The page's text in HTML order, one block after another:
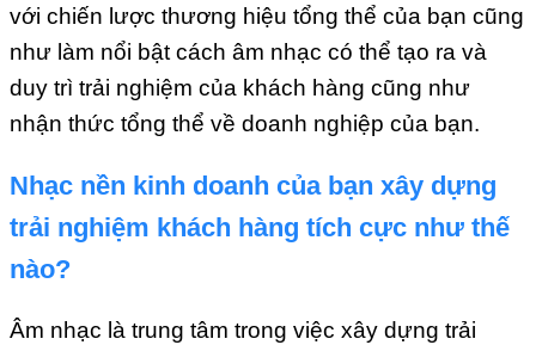
với chiến lược thương hiệu tổng thể của bạn cũng
như làm nổi bật cách âm nhạc có thể tạo ra và
duy trì trải nghiệm của khách hàng cũng như
nhận thức tổng thể về doanh nghiệp của bạn.
Nhạc nền kinh doanh của bạn xây dựng
trải nghiệm khách hàng tích cực như thế
nào?
Âm nhạc là trung tâm trong việc xây dựng trải